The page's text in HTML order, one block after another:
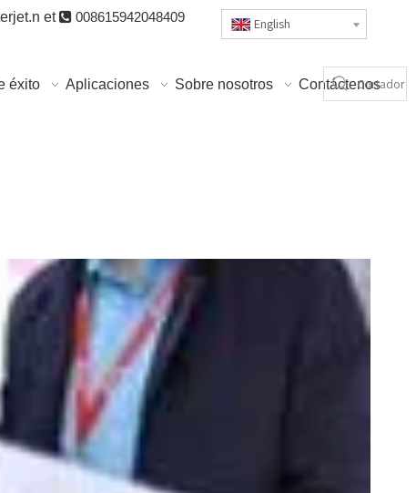
et 008615942048409 English
éxito Aplicaciones Sobre nosotros Contáctenos